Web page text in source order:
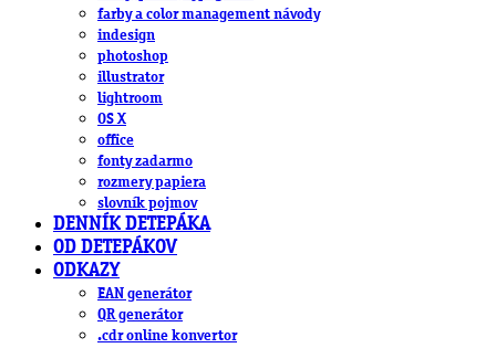
farby a color management návody
indesign
photoshop
illustrator
lightroom
OS X
office
fonty zadarmo
rozmery papiera
slovník pojmov
DENNÍK DETEPÁKA
OD DETEPÁKOV
ODKAZY
EAN generátor
QR generátor
.cdr online konvertor